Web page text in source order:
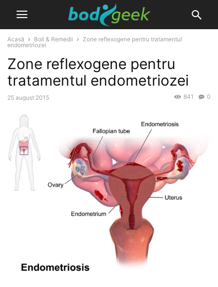
Acasă Boli & Remedii
Zone reflexogene pentru tratamentul
endometriozei
Zone reflexogene pentru
tratamentul endometriozei
25 august 2015 0
841